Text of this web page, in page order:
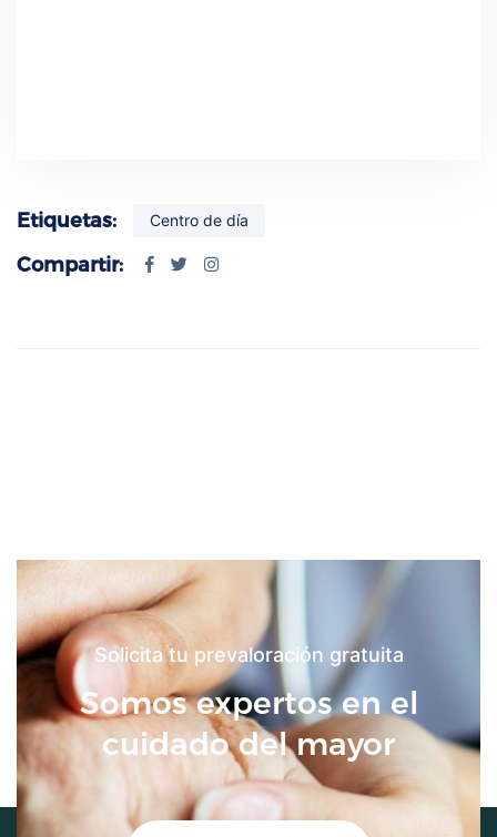
Etiquetas: Centro de día
Compartir:
Solicita tu prevaloración gratuita
Somos expertos en el
cuidado del mayor